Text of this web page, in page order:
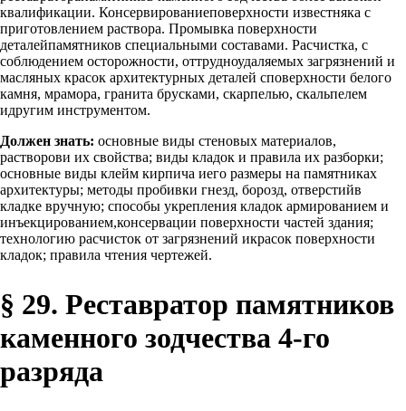
квалификации. Консервированиеповерхности известняка с
приготовлением раствора. Промывка поверхности
деталейпамятников специальными составами. Расчистка, с
соблюдением осторожности, оттрудноудаляемых загрязнений и
масляных красок архитектурных деталей споверхности белого
камня, мрамора, гранита брусками, скарпелью, скальпелем
идругим инструментом.
Должен знать: основные виды стеновых материалов,
растворови их свойства; виды кладок и правила их разборки;
основные виды клейм кирпича иего размеры на памятниках
архитектуры; методы пробивки гнезд, борозд, отверстийв
кладке вручную; способы укрепления кладок армированием и
инъекцированием,консервации поверхности частей здания;
технологию расчисток от загрязнений икрасок поверхности
кладок; правила чтения чертежей.
§ 29. Реставратор памятников
каменного зодчества 4-го
разряда